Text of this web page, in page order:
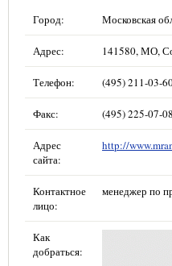
Город: Московская
Адрес: 141580, МО,
Телефон: (495) 211-03-
Факс: (495) 225-07-08
Адрес
сайта:
http://
Контактное
лицо:
менеджер по
Как
добраться: